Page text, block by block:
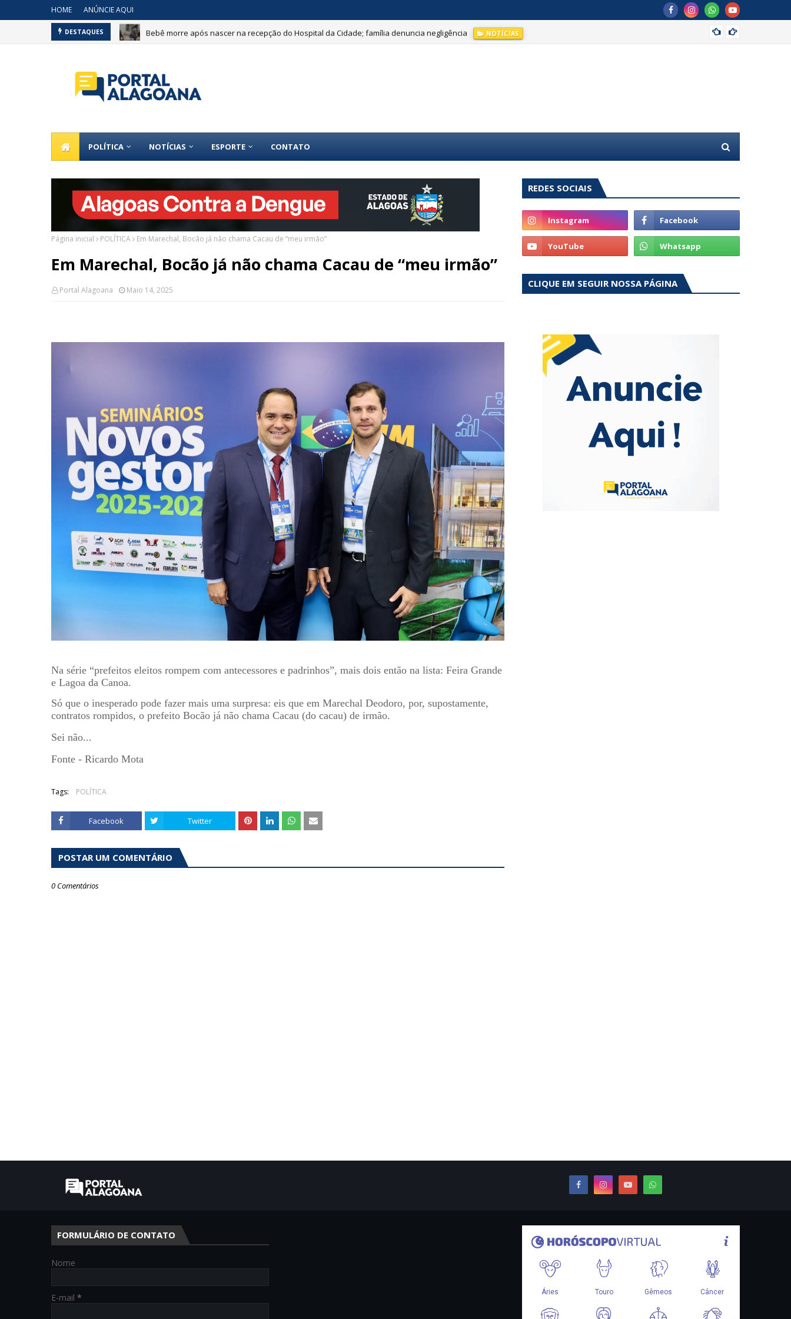
HOME ANÚNCIE AQUI
DESTAQUES Bebê morre após nascer na recepção do Hospital da Cidade; família denuncia negligência NOTÍCIAS
POLÍTICA NOTÍCIAS ESPORTE CONTATO
Página inicial POLÍTICA Em Marechal, Bocão já não chama Cacau de “meu irmão”
Em Marechal, Bocão já não chama Cacau de “meu irmão”
Portal Alagoana Maio 14, 2025
Na série “prefeitos eleitos rompem com antecessores e padrinhos”, mais dois então na lista: Feira Grande
e Lagoa da Canoa.
Só que o inesperado pode fazer mais uma surpresa: eis que em Marechal Deodoro, por, supostamente,
contratos rompidos, o prefeito Bocão já não chama Cacau (do cacau) de irmão.
Sei não...
Fonte - Ricardo Mota
Tags: POLÍTICA
Facebook Twitter
POSTAR UM COMENTÁRIO
0 Comentários
REDES SOCIAIS
CLIQUE EM SEGUIR NOSSA PÁGINA
FORMULÁRIO DE CONTATO
Nome
E-mail *